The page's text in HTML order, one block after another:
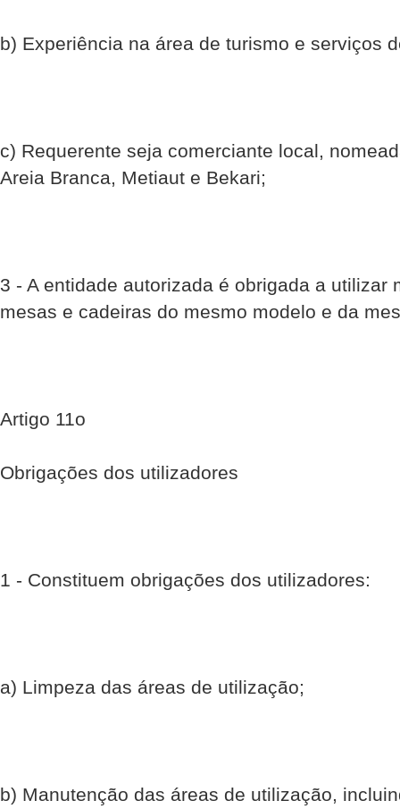
b) Experiência na área de turismo e serviços
c) Requerente seja comerciante local,
Areia Branca, Metiaut e Bekari;
3 - A entidade autorizada é obrigada a utilizar
mesas e cadeiras do mesmo modelo e da
Artigo 11o
Obrigações dos utilizadores
1 - Constituem obrigações dos utilizadores:
a) Limpeza das áreas de utilização;
b) Manutenção das áreas de utilização,